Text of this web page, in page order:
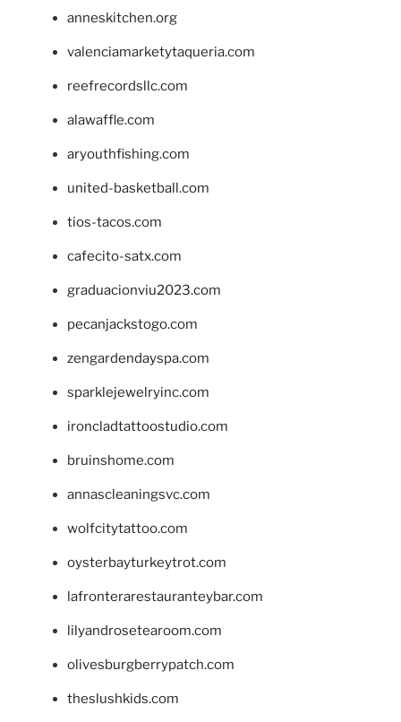
anneskitchen.org
valenciamarketytaqueria.com
reefrecordsllc.com
alawaffle.com
aryouthfishing.com
united-basketball.com
tios-tacos.com
cafecito-satx.com
graduacionviu2023.com
pecanjackstogo.com
zengardendayspa.com
sparklejewelryinc.com
ironcladtattoostudio.com
bruinshome.com
annascleaningsvc.com
wolfcitytattoo.com
oysterbayturkeytrot.com
lafronterarestauranteybar.com
lilyandrosetearoom.com
olivesburgberrypatch.com
theslushkids.com